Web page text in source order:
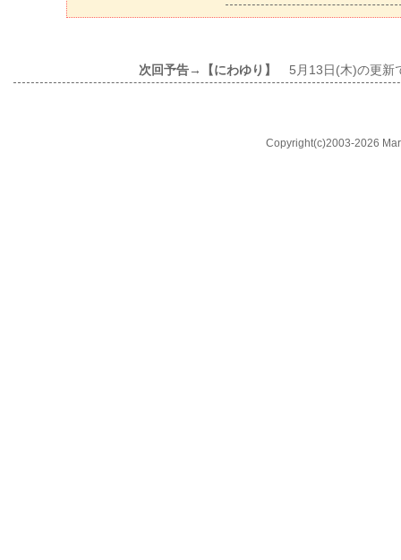
次回予告→【にわゆり】 5月13日(木)の更新